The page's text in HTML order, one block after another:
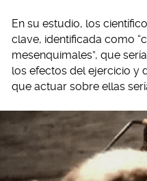
En su estudio, los
clave, identificada como
mesenquimales”, que
los efectos del ejercicio y
que actuar sobre ellas